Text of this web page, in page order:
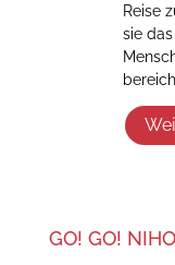
Reise
sie
GO! GO!